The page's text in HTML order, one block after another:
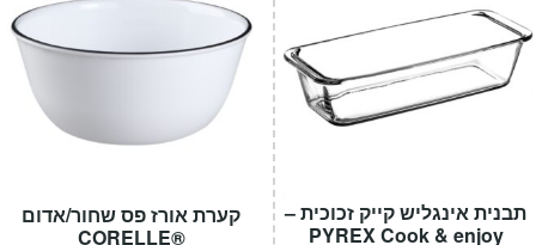
קערת אורז פס שחור/אדום
®CORELLE
תבנית אינגליש קייק זכוכית –
PYREX Cook & enjoy